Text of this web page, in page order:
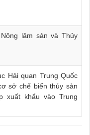
lâm sản và Thủy
Hải quan Trung Quốc
sở chế biến thủy sản
xuất khẩu vào Trung